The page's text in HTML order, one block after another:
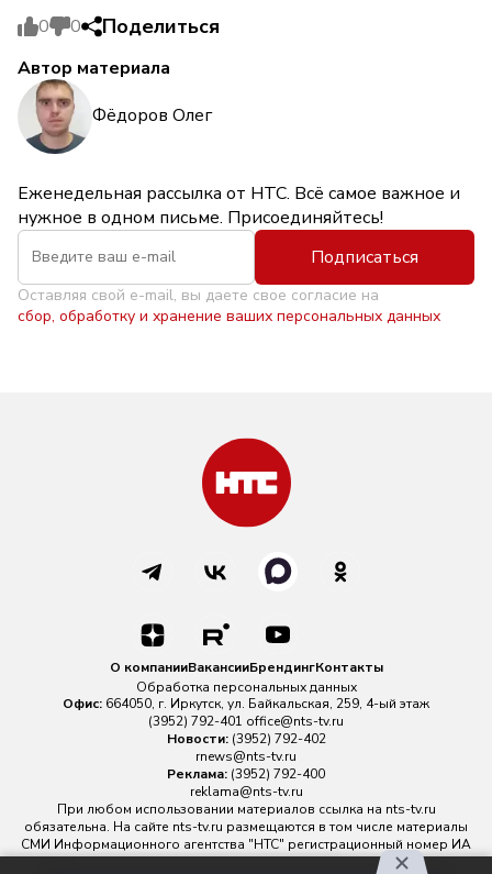
0 0 Поделиться
Автор материала
Фёдоров Олег
Еженедельная рассылка от НТС. Всё самое важное и
нужное в одном письме. Присоединяйтесь!
Подписаться
Оставляя свой e-mail, вы даете свое согласие на
сбор, обработку и хранение ваших персональных данных
О компанииВакансииБрендингКонтакты
Обработка персональных данных
Офис: 664050, г. Иркутск, ул. Байкальская, 259, 4-ый этаж
(3952) 792-401 office@nts-tv.ru
Новости: (3952) 792-402
rnews@nts-tv.ru
Реклама: (3952) 792-400
reklama@nts-tv.ru
При любом использовании материалов ссылка на nts-tv.ru
обязательна. На сайте nts-tv.ru размещаются в том числе материалы
СМИ Информационного агентства "НТС" регистрационный номер ИА
№ ФС 77 - 88763 зарегистрировано Федеральной службой по